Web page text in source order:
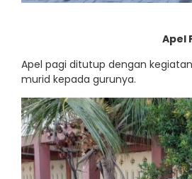
Apel
Apel pagi ditutup dengan
murid kepada gurunya.